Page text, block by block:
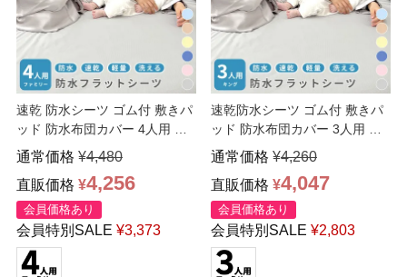
速乾 防水シーツ ゴム付 敷きパ
ッド 防水布団カバー 4人用 フ
ァミリーサイズ…
通常価格 ¥4,480
直販価格 ¥4,256
会員価格あり
会員特別SALE ¥3,373
速乾防水シーツ ゴム付 敷きパ
ッド 防水布団カバー 3人用 フ
ァミリーサイズ 2…
通常価格 ¥4,260
直販価格 ¥4,047
会員価格あり
会員特別SALE ¥2,803